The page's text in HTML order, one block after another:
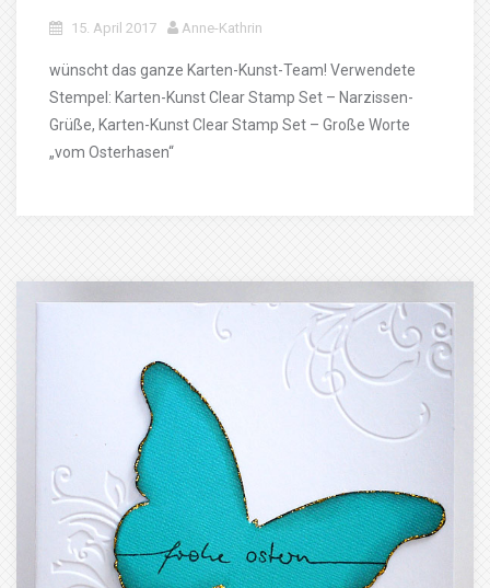
15. April 2017 Anne-Kathrin
wünscht das ganze Karten-Kunst-Team! Verwendete
Stempel: Karten-Kunst Clear Stamp Set – Narzissen-
Grüße, Karten-Kunst Clear Stamp Set – Große Worte
„vom Osterhasen“